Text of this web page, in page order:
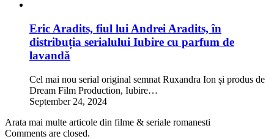
Eric Aradits, fiul lui Andrei Aradits, în
distribuția serialului Iubire cu parfum de
lavandă
Cel mai nou serial original semnat Ruxandra Ion și produs de
Dream Film Production, Iubire…
September 24, 2024
Arata mai multe articole din filme & seriale romanesti
Comments are closed.